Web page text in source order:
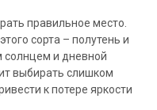
правильное место.
сорта – полутень и
солнцем и дневной
выбирать слишком
к потере яркости